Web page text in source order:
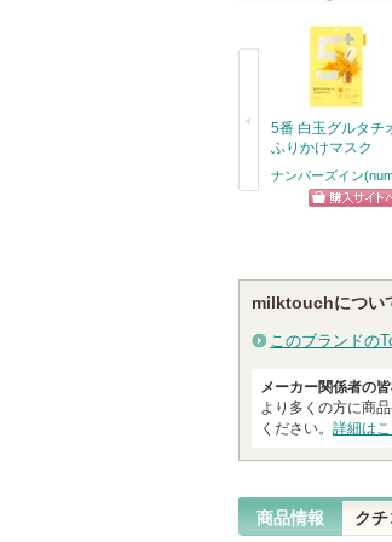
5番 白玉グルタチ
ふりかけマスク
ナンバーズイン
milktouchについ
このブランドの
メーカー関係者の
より多くの方に商
ください。 詳細は
商品情報 クチ